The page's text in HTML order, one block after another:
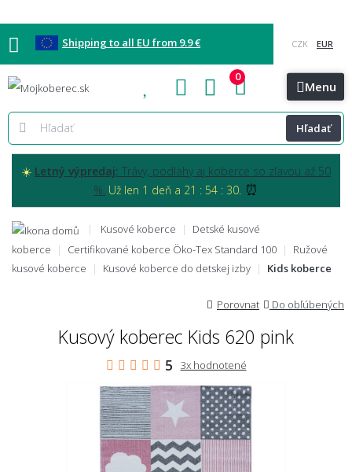
Shipping to all EU from 9.9 €
Blog Kontakt Menu
Hľadať
0
☀️ Letný výpredaj: Trávy, podlahy aj koberce so zľavou až 50
%. Už len 1 deň a 21 : 54 : 28. ⏰
Kusové koberce
Detské kusové
koberce
Certifikované koberce Öko-Tex Standard 100
Ružové
kusové koberce
Kusové koberce do detskej izby Kids koberce
Porovnat Do obľúbených
Kusový koberec Kids 620 pink
5 3x hodnotené